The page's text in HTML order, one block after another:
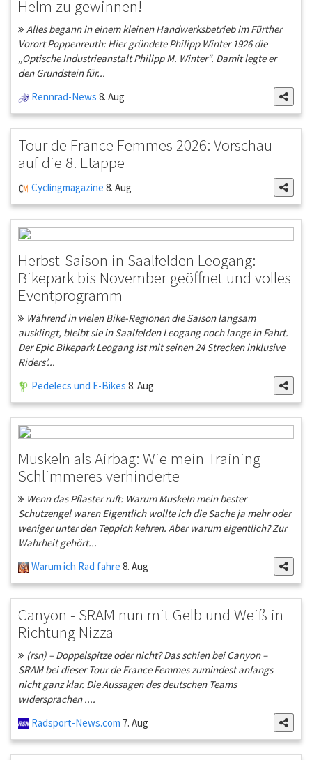
Helm zu gewinnen!
Alles begann in einem kleinen Handwerksbetrieb im Fürther
Vorort Poppenreuth: Hier gründete Philipp Winter 1926 die
„Optische Industrieanstalt Philipp M. Winter“. Damit legte er
den Grundstein für...
Rennrad-News 8. Aug
Tour de France Femmes 2026: Vorschau
auf die 8. Etappe
Cyclingmagazine 8. Aug
Herbst-Saison in Saalfelden Leogang:
Bikepark bis November geöffnet und volles
Eventprogramm
Während in vielen Bike-Regionen die Saison langsam
ausklingt, bleibt sie in Saalfelden Leogang noch lange in Fahrt.
Der Epic Bikepark Leogang ist mit seinen 24 Strecken inklusive
Riders’...
Pedelecs und E-Bikes 8. Aug
Muskeln als Airbag: Wie mein Training
Schlimmeres verhinderte
Wenn das Pflaster ruft: Warum Muskeln mein bester
Schutzengel waren Eigentlich wollte ich die Sache ja mehr oder
weniger unter den Teppich kehren. Aber warum eigentlich? Zur
Wahrheit gehört...
Warum ich Rad fahre 8. Aug
Canyon - SRAM nun mit Gelb und Weiß in
Richtung Nizza
(rsn) – Doppelspitze oder nicht? Das schien bei Canyon –
SRAM bei dieser Tour de France Femmes zumindest anfangs
nicht ganz klar. Die Aussagen des deutschen Teams
widersprachen ....
Radsport-News.com 7. Aug